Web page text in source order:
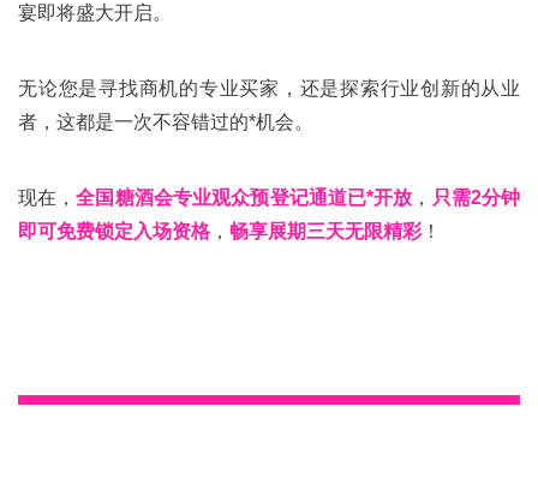
宴即将盛大开启。
无论您是寻找商机的专业买家，还是探索行业创新的从业
者，这都是一次不容错过的*机会。
现在，全国糖酒会专业观众预登记通道已*开放 ， 只需2分钟
即可免费锁定入场资格 ， 畅享展期三天无限精彩 ！